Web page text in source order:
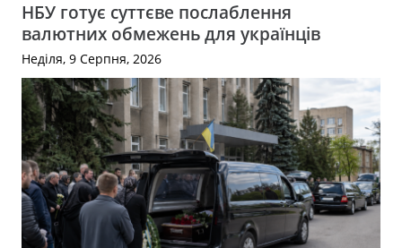
НБУ готує суттєве послаблення
валютних обмежень для українців
Неділя, 9 Серпня, 2026